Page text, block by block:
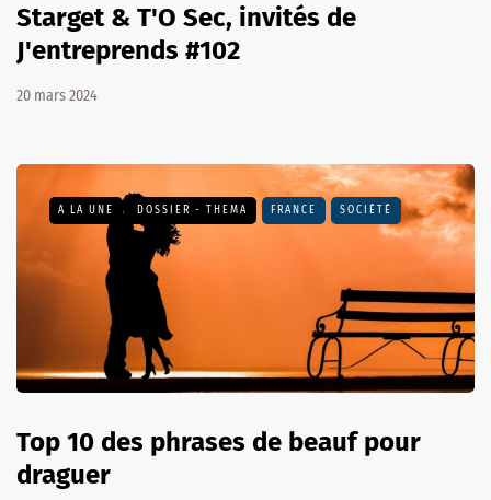
Starget & T'O Sec, invités de
J'entreprends #102
20 mars 2024
A LA UNE DOSSIER - THEMA FRANCE SOCIÉTÉ
Top 10 des phrases de beauf pour
draguer